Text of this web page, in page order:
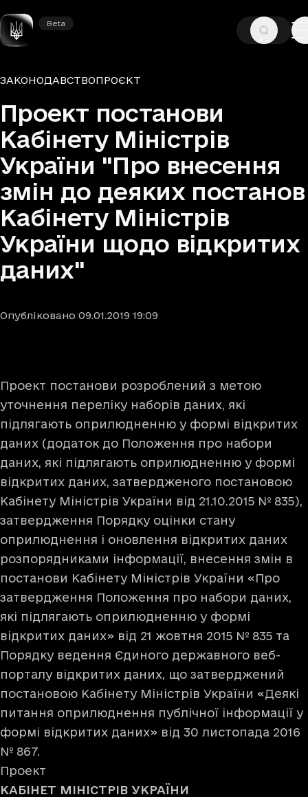
Beta
Beta
ГОЛОВНА—ДОКУМЕНТИ—
Група документів та тип
ЗАКОНОДАВСТВОПРОЄКТ
Проект постанови
Кабінету Міністрів
України "Про внесення
змін до деяких постанов
Кабінету Міністрів
України щодо відкритих
даних"
Опубліковано 09.01.2019 19:09
Проект постанови розроблений з метою
уточнення переліку наборів даних, які
підлягають оприлюдненню у формі відкритих
даних (додаток до Положення про набори
даних, які підлягають оприлюдненню у формі
відкритих даних, затвердженого постановою
Кабінету Міністрів України від 21.10.2015 № 835),
затвердження Порядку оцінки стану
оприлюднення і оновлення відкритих даних
розпорядниками інформації, внесення змін в
постанови Кабінету Міністрів України «Про
затвердження Положення про набори даних,
які підлягають оприлюдненню у формі
відкритих даних» від 21 жовтня 2015 № 835 та
Порядку ведення Єдиного державного веб-
порталу відкритих даних, що затверджений
постановою Кабінету Міністрів України «Деякі
питання оприлюднення публічної інформації у
формі відкритих даних» від 30 листопада 2016
№ 867.
Проект
КАБІНЕТ МІНІСТРІВ УКРАЇНИ